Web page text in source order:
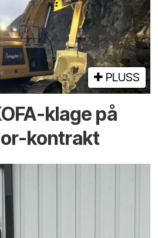
PLUSS
klage på
kontrakt